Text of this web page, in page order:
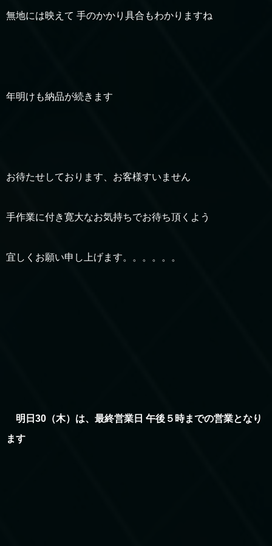
無地には映えて 手のかかり具合もわかりますね
年明けも納品が続きます
お待たせしております、お客様すいません
手作業に付き寛大なお気持ちでお待ち頂くよう
宜しくお願い申し上げます。。。。。。
明日30（木）は、最終営業日 午後５時までの営業となり
ます